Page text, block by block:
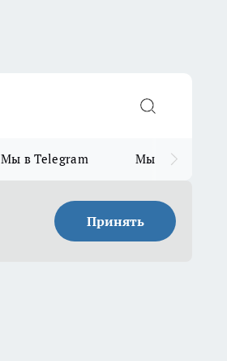
Мы в Telegram Мы в MAX
Принять